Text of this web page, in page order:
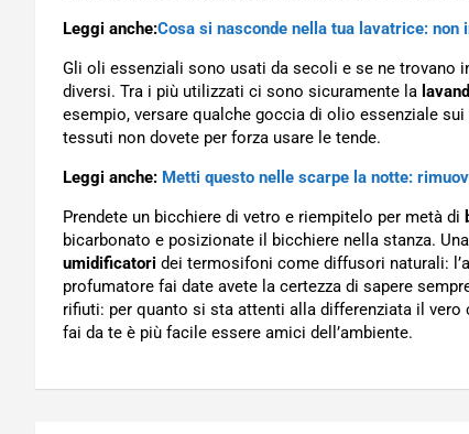
Leggi anche:Cosa si nasconde nella tua lavatrice: non
Gli oli essenziali sono usati da secoli e se ne
diversi. Tra i più utilizzati ci sono sicuramente la
esempio, versare qualche goccia di olio essenziale
tessuti non dovete per forza usare le tende.
Leggi anche: Metti questo nelle scarpe la notte:
Prendete un bicchiere di vetro e riempitelo per metà di
bicarbonato e posizionate il bicchiere nella stanza.
umidificatori dei termosifoni come diffusori naturali:
profumatore fai date avete la certezza di sapere
rifiuti: per quanto si sta attenti alla differenziata il vero
fai da te è più facile essere amici dell’ambiente.